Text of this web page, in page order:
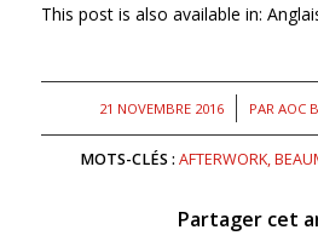
This post is also available in:
21 NOVEMBRE 2016
/ PARAOC
MOTS-CLÉS : AFTERWORK,
Partager cet